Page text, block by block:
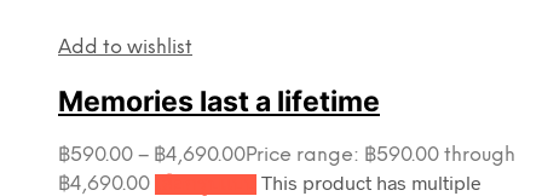
Add to wishlist
Memories last a lifetime
฿590.00 – ฿4,690.00Price range: ฿590.00 through
฿4,690.00
This product has multiple